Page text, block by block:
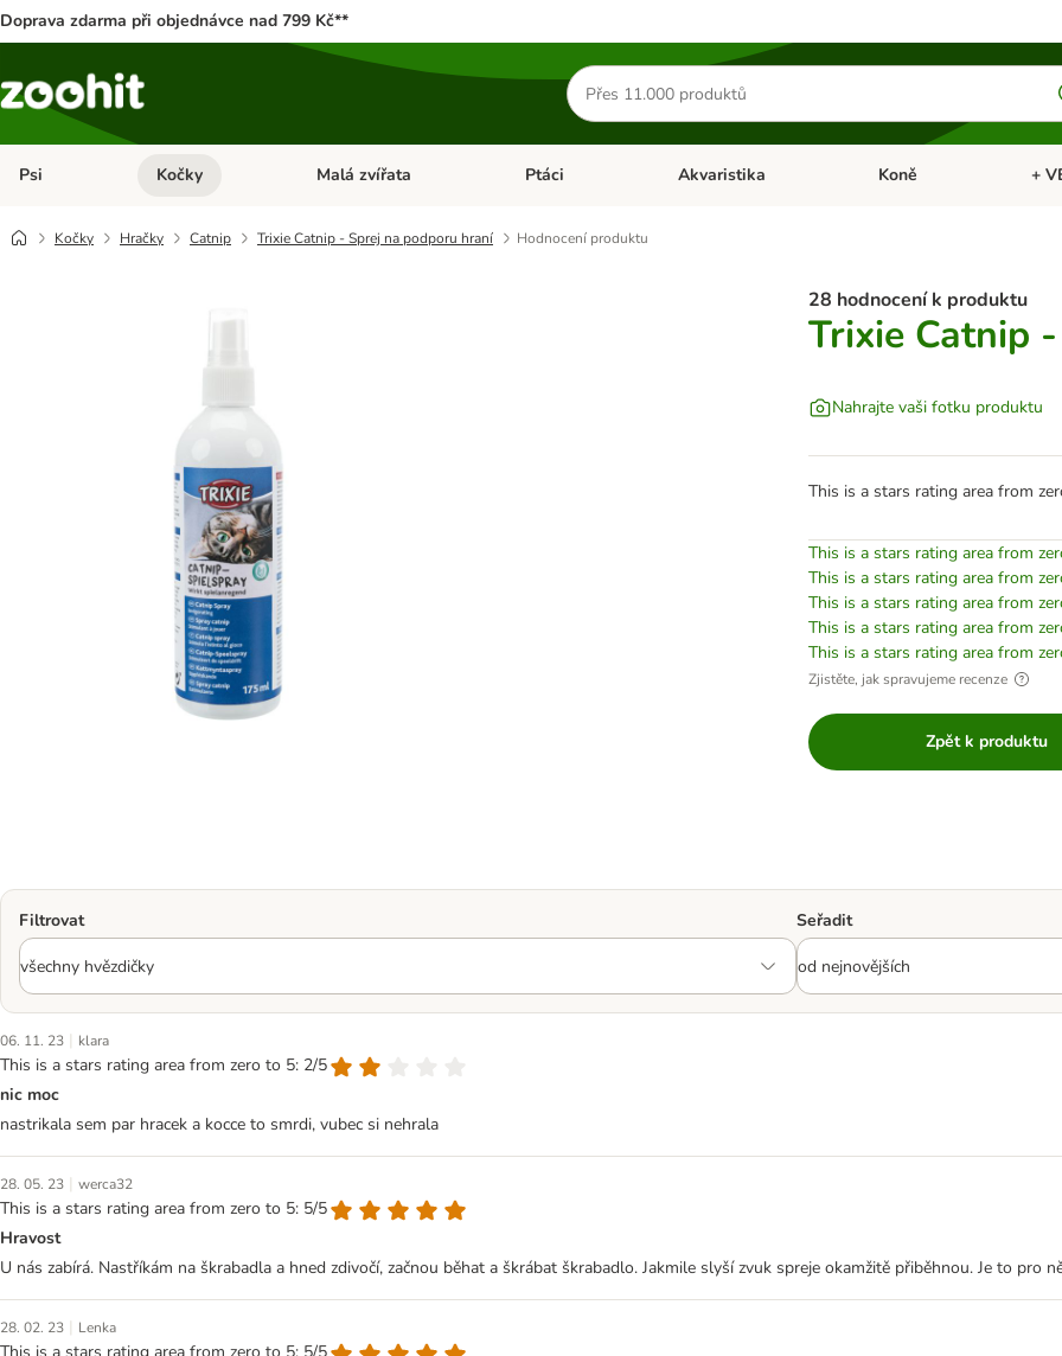
Doprava zdarma při objednávce nad 799 Kč**
Hledat
produkty
Psi Otevřít menu: Psi
Kočky Otevřít menu: Kočky
Malá zvířata Otevřít menu: Malá zvířata
Ptáci Otevřít menu: Ptáci
Akvaristika Otevřít menu: Akvaristika
Koně +
Kočky Hračky Catnip Trixie Catnip - Sprej na podporu hraní Hodnocení produktu
28 hodnocení k produktu
Trixie Catnip
Nahrajte vaši fotku produktu
This is a stars rating area from
This is a stars rating area from
This is a stars rating area from
This is a stars rating area from
This is a stars rating area from
This is a stars rating area from
Zjistěte, jak spravujeme recenze
Zpět k produktu
Filtrovat Seřadit
06. 11. 23 | klara
This is a stars rating area from zero to 5: 2/5
nic moc
nastrikala sem par hracek a kocce to smrdi, vubec si nehrala
28. 05. 23 | werca32
This is a stars rating area from zero to 5: 5/5
Hravost
U nás zabírá. Nastříkám na škrabadla a hned zdivočí, začnou běhat a škrábat škrabadlo. Jakmile slyší zvuk spreje okamžitě přiběhnou. Je to pro
28. 02. 23 | Lenka